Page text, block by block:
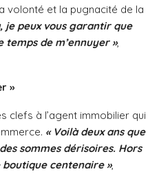
volonté et la pugnacité de la
je peux vous garantir que
temps de m’ennuyer »,
»
clefs à l’agent immobilier qui
« Voilà deux ans que
sommes dérisoires. Hors
centenaire »,